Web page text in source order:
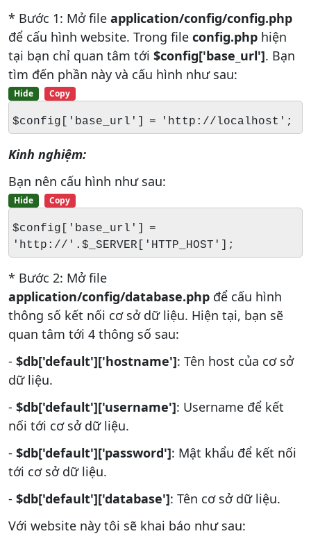
* Bước 1: Mở file application/config/config.php
để cấu hình website. Trong file config.php hiện
tại bạn chỉ quan tâm tới $config['base_url']. Bạn
tìm đến phần này và cấu hình như sau:
Hide Copy
$config['base_url'] = 'http://localhost';
Kinh nghiệm:
Bạn nên cấu hình như sau:
Hide Copy
$config['base_url'] =
'http://'.$_SERVER['HTTP_HOST'];
* Bước 2: Mở file
application/config/database.php để cấu hình
thông số kết nối cơ sở dữ liệu. Hiện tại, bạn sẽ
quan tâm tới 4 thông số sau:
- $db['default']['hostname']: Tên host của cơ sở
dữ liệu.
- $db['default']['username']: Username để kết
nối tới cơ sở dữ liệu.
- $db['default']['password']: Mật khẩu để kết nối
tới cơ sở dữ liệu.
- $db['default']['database']: Tên cơ sở dữ liệu.
Với website này tôi sẽ khai báo như sau: